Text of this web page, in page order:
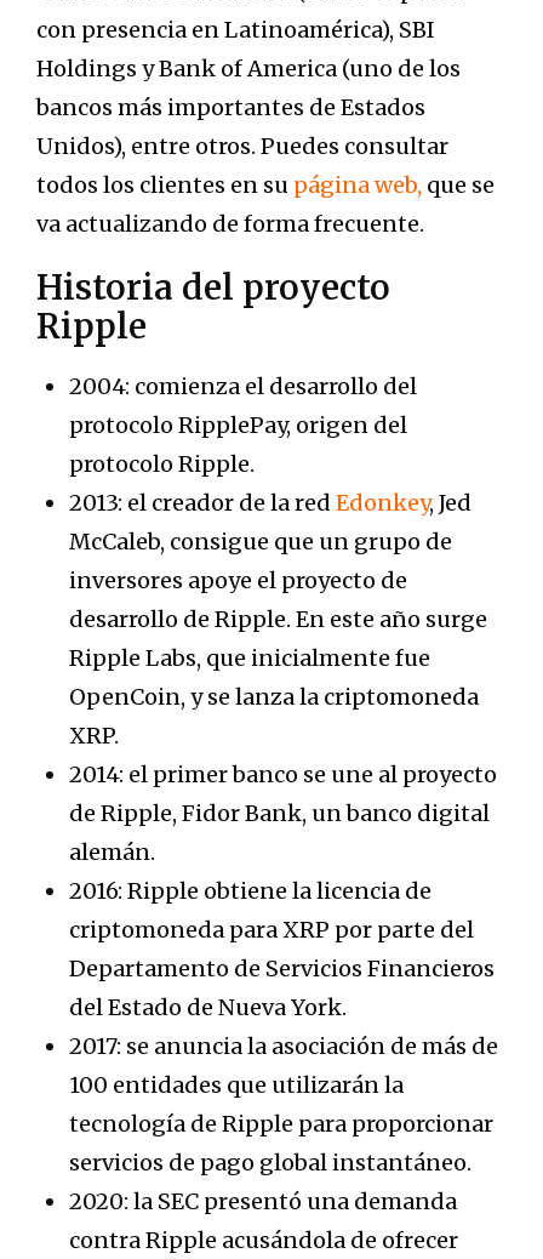
con presencia en Latinoamérica), SBI
Holdings y Bank of America (uno de los
bancos más importantes de Estados
Unidos), entre otros. Puedes consultar
todos los clientes en su página web, que se
va actualizando de forma frecuente.
Historia del proyecto
Ripple
2004: comienza el desarrollo del
protocolo RipplePay, origen del
protocolo Ripple.
2013: el creador de la red Edonkey, Jed
McCaleb, consigue que un grupo de
inversores apoye el proyecto de
desarrollo de Ripple. En este año surge
Ripple Labs, que inicialmente fue
OpenCoin, y se lanza la criptomoneda
XRP.
2014: el primer banco se une al proyecto
de Ripple, Fidor Bank, un banco digital
alemán.
2016: Ripple obtiene la licencia de
criptomoneda para XRP por parte del
Departamento de Servicios Financieros
del Estado de Nueva York.
2017: se anuncia la asociación de más de
100 entidades que utilizarán la
tecnología de Ripple para proporcionar
servicios de pago global instantáneo.
2020: la SEC presentó una demanda
contra Ripple acusándola de ofrecer